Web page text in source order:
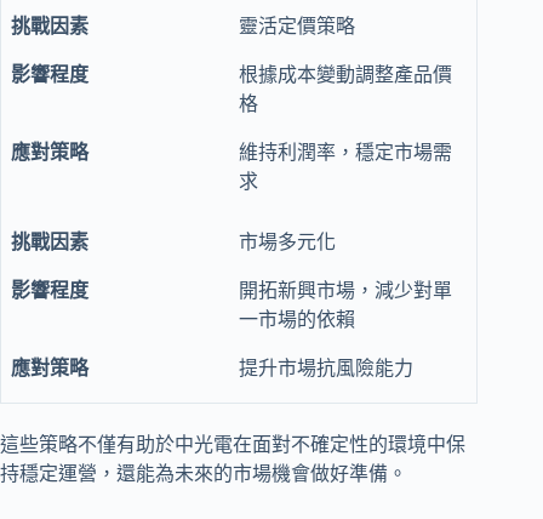
靈活定價策略
根據成本變動調整產品價
格
維持利潤率，穩定市場需
求
市場多元化
開拓新興市場，減少對單
一市場的依賴
提升市場抗風險能力
這些策略不僅有助於中光電在面對不確定性的環境中保
持穩定運營，還能為未來的市場機會做好準備。